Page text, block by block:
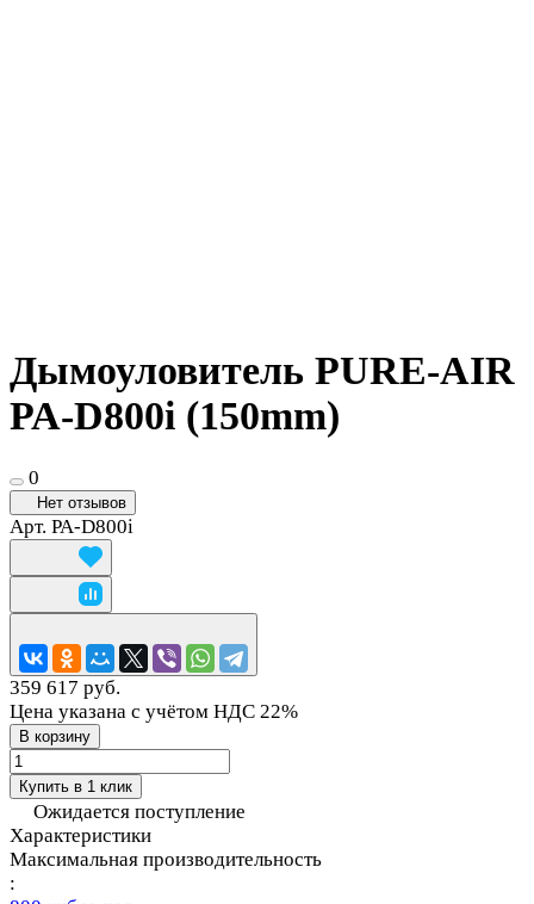
Дымоуловитель PURE-AIR
PA-D800i (150mm)
0
Нет отзывов
Арт. PA-D800i
359 617 руб.
Цена указана с учётом НДС 22%
В корзину
Купить в 1 клик
Ожидается поступление
Характеристики
Максимальная производительность
: